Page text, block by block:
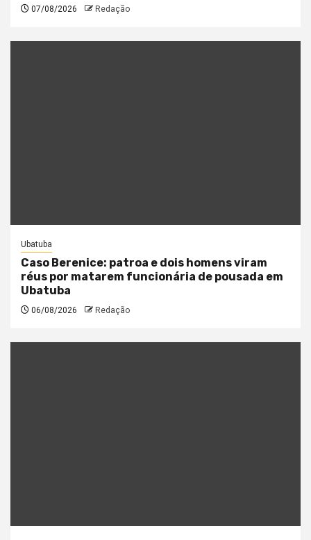
07/08/2026 Redação
Ubatuba
Caso Berenice: patroa e dois homens viram
réus por matarem funcionária de pousada em
Ubatuba
06/08/2026 Redação